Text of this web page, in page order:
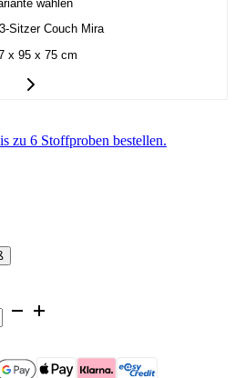
wählen
Sitzer Couch Mira
x 95 x 75 cm
zu 6 Stoffproben bestellen.